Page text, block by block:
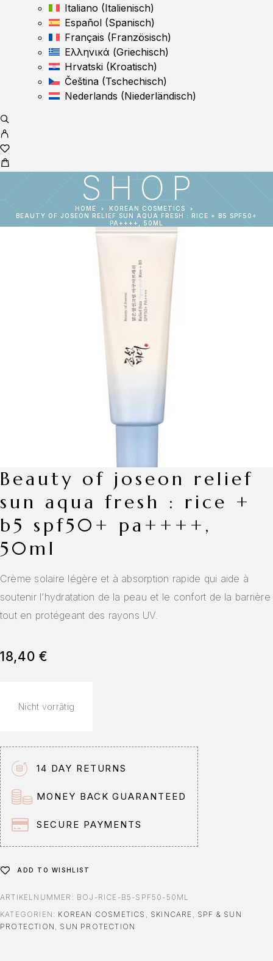
Italiano (Italienisch)
Español (Spanisch)
Français (Französisch)
Ελληνικά (Griechisch)
Hrvatski (Kroatisch)
Čeština (Tschechisch)
Nederlands (Niederländisch)
SHOP
HOME
KOREAN COSMETICS
BEAUTY OF JOSEON RELIEF SUN AQUA FRESH : RICE + B5 SPF50+
PA++++, 50ML
beauty of joseon relief
sun aqua fresh : rice +
b5 spf50+ pa++++,
50ml
Crème solaire légère et à absorption rapide qui aide à
soutenir l’hydratation de la peau et le confort de la barrière
tout en protégeant des rayons UV.
18,40 €
Nicht vorrätig
14 DAY RETURNS
MONEY BACK GUARANTEED
SECURE PAYMENTS
ADD TO WISHLIST
ARTIKELNUMMER: BOJ-RICE-B5-SPF50-50ML
KATEGORIEN: KOREAN COSMETICS , SKINCARE , SPF & SUN
PROTECTION , SUN PROTECTION